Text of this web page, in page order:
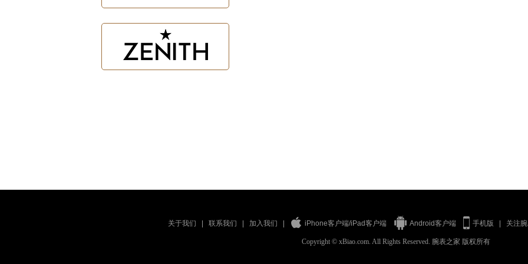
关于我们 联系我们 加入我们 iPhone客户端/iPad客户端 Android客户端 手机版 关注
Copyright © xBiao.com. All Rights Reserved. 腕表之家 版权所有